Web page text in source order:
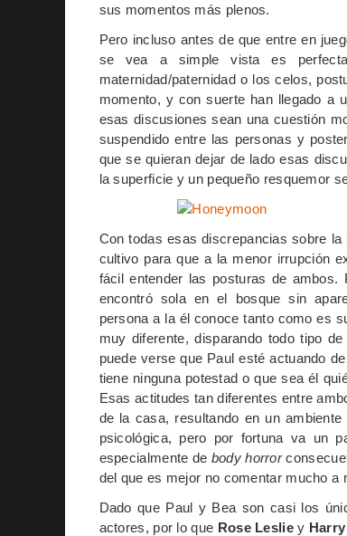
sus momentos más plenos.
Pero incluso antes de que entre en
se vea a simple vista es
maternidad/paternidad o los celos,
momento, y con suerte han llegado a
esas discusiones sean una cuestión
suspendido entre las personas y
que se quieran dejar de lado esas
la superficie y un pequeño resquemor
Con todas esas discrepancias sobre
cultivo para que a la menor irrupción
fácil entender las posturas de
encontró sola en el bosque sin
persona a la él conoce tanto como es
muy diferente, disparando todo tipo
puede verse que Paul esté actuando
tiene ninguna potestad o que sea él
Esas actitudes tan diferentes entre
de la casa, resultando en un
psicológica, pero por fortuna va un
especialmente de body horror
del que es mejor no comentar mucho a
Dado que Paul y Bea son casi los
actores, por lo que Rose Lesliey